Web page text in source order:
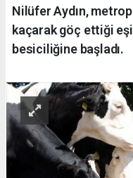
Nilüfer Aydın,
kaçarak göç ettiği
besiciliğine başladı.